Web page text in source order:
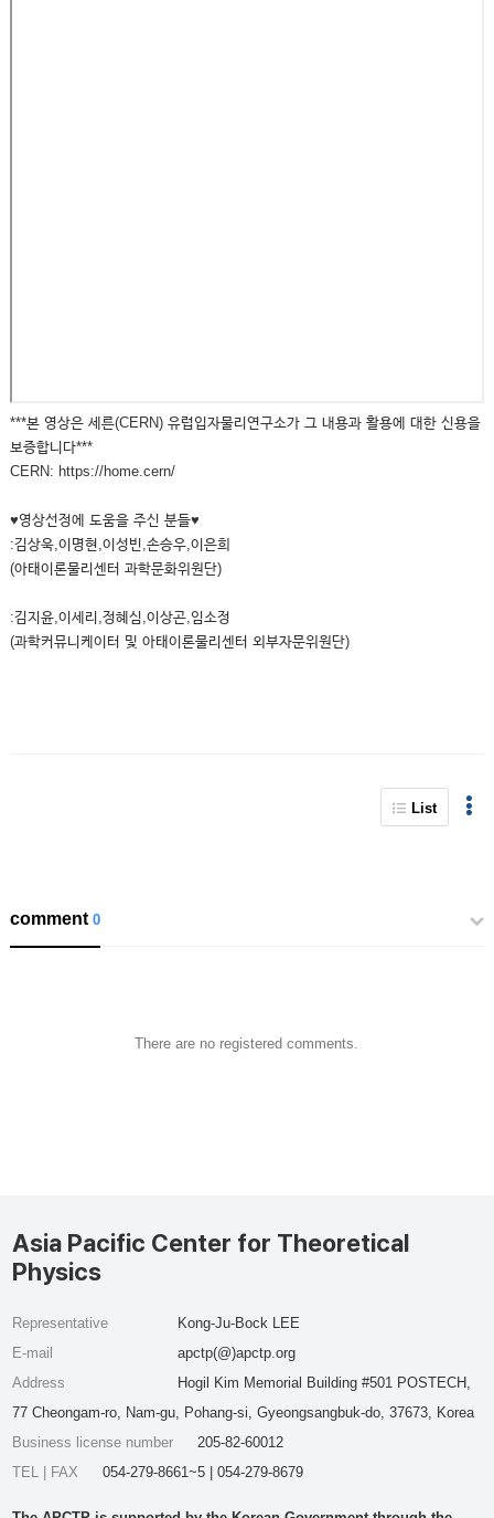
***본 영상은 세른(CERN) 유럽입자물리연구소가 그 내용과 활용에 대한 신용을
보증합니다***
CERN: https://home.cern/
♥영상선정에 도움을 주신 분들♥
:김상욱,이명현,이성빈,손승우,이은희
(아태이론물리센터 과학문화위원단)
:김지윤,이세리,정혜심,이상곤,임소정
(과학커뮤니케이터 및 아태이론물리센터 외부자문위원단)
List
comment0
There are no registered comments.
Asia Pacific Center for Theoretical
Physics
Representative
Kong-Ju-Bock LEE
E-mail
apctp(@)apctp.org
Address
Hogil Kim Memorial Building #501 POSTECH,
77 Cheongam-ro, Nam-gu, Pohang-si, Gyeongsangbuk-do, 37673, Korea
Business license number
205-82-60012
TEL | FAX
054-279-8661~5 | 054-279-8679